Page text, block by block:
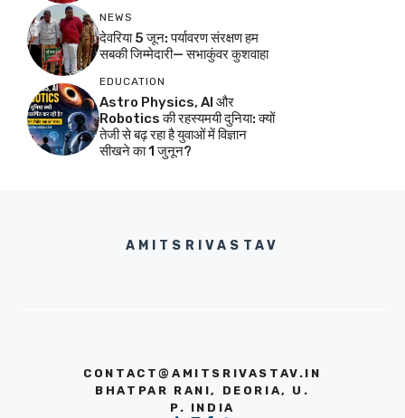
NEWS
देवरिया 5 जून: पर्यावरण संरक्षण हम
सबकी जिम्मेदारी— सभाकुंवर कुशवाहा
EDUCATION
Astro Physics, AI और
Robotics की रहस्यमयी दुनिया: क्यों
तेजी से बढ़ रहा है युवाओं में विज्ञान
सीखने का 1 जुनून?
AMITSRIVASTAV
CONTACT@AMITSRIVASTAV.IN
BHATPAR RANI, DEORIA, U.
P. INDIA